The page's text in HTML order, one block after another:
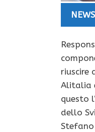
NEWS
riuscire
Alitalia
questo
dello